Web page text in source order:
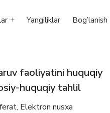
Yangiliklar Bog’lanish
faoliyatini huquqiy
huquqiy tahlil
, Elektron nusxa